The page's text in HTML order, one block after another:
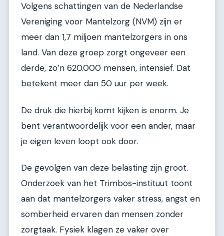
Volgens schattingen van de Nederlandse
Vereniging voor Mantelzorg (NVM) zijn er
meer dan 1,7 miljoen mantelzorgers in ons
land. Van deze groep zorgt ongeveer een
derde, zo’n 620.000 mensen, intensief. Dat
betekent meer dan 50 uur per week.
De druk die hierbij komt kijken is enorm. Je
bent verantwoordelijk voor een ander, maar
je eigen leven loopt ook door.
De gevolgen van deze belasting zijn groot.
Onderzoek van het Trimbos-instituut toont
aan dat mantelzorgers vaker stress, angst en
somberheid ervaren dan mensen zonder
zorgtaak. Fysiek klagen ze vaker over